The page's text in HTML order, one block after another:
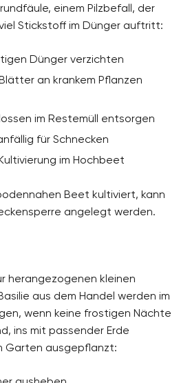
einem Pilzbefall, der
Stickstoff im Dünger auftritt:
Dünger verzichten
an krankem Pflanzen
im Restemüll entsorgen
für Schnecken
im Hochbeet
Beet kultiviert, kann
angelegt werden.
herangezogenen kleinen
aus dem Handel werden im
wenn keine frostigen Nächte
ins mit passender Erde
Garten ausgepflanzt: